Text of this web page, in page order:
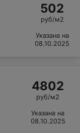
502
руб/м2
Указана на
08.10.2025
4802
руб/м2
Указана на
08.10.2025